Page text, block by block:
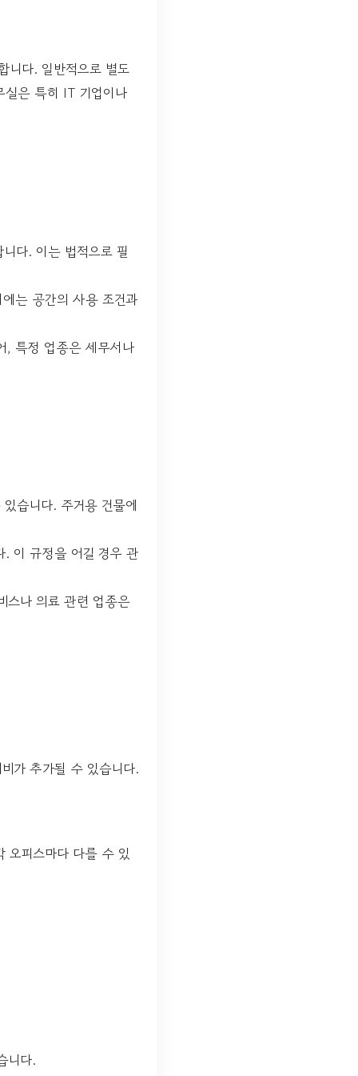
니다. 일반적으로 별도
실은 특히 IT 기업이나
다. 이는 법적으로 필
는 공간의 사용 조건과
, 특정 업종은 세무서나
습니다. 주거용 건물에
이 규정을 어길 경우 관
스나 의료 관련 업종은
가 추가될 수 있습니다.
오피스마다 다를 수 있
니다.